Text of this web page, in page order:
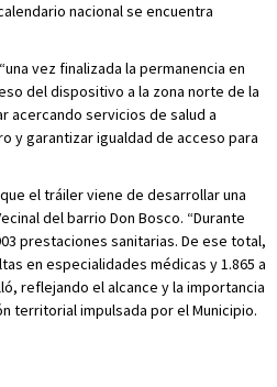
nacional se encuentra
vez finalizada la permanencia en
del dispositivo a la zona norte de la
acercando servicios de salud a
y garantizar igualdad de acceso para
el tráiler viene de desarrollar una
del barrio Don Bosco. “Durante
prestaciones sanitarias. De ese total,
en especialidades médicas y 1.865 a
reflejando el alcance y la importancia
territorial impulsada por el Municipio.